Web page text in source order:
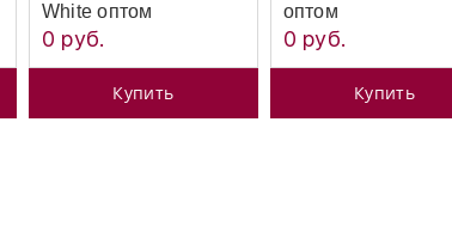
White оптом
0 руб.
Купить
оптом
0 руб.
Купить